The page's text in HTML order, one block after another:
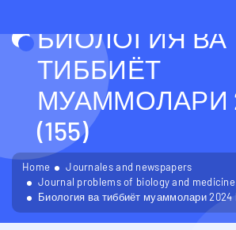
БИОЛОГИЯ ВА
ТИББИЁТ
МУАММОЛАРИ
(155)
Home
Journales and newspapers
Journal problems of biology and medicine
Биология ва тиббиёт муаммолари